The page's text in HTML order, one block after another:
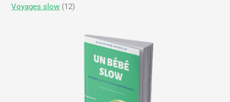
Voyages slow (12)